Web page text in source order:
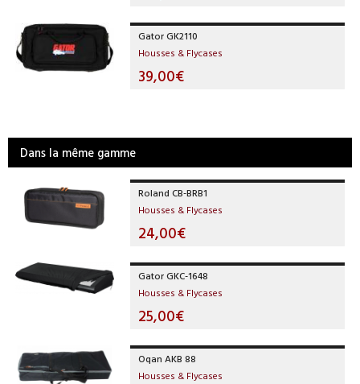
Gator GK2110
Housses & Flycases
39,00€
Dans la même gamme
Roland CB-BRB1
Housses & Flycases
24,00€
Gator GKC-1648
Housses & Flycases
25,00€
Oqan AKB 88
Housses & Flycases